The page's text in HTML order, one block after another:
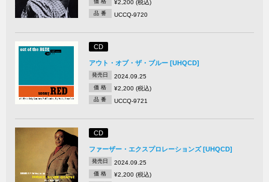
¥2,200 (税込)
品 番 UCCQ-9720
CD
アウト・オブ・ザ・ブルー [UHQCD]
発売日 2024.09.25
価 格 ¥2,200 (税込)
品 番 UCCQ-9721
CD
ファーザー・エクスプロレーションズ [UHQCD]
発売日 2024.09.25
価 格 ¥2,200 (税込)